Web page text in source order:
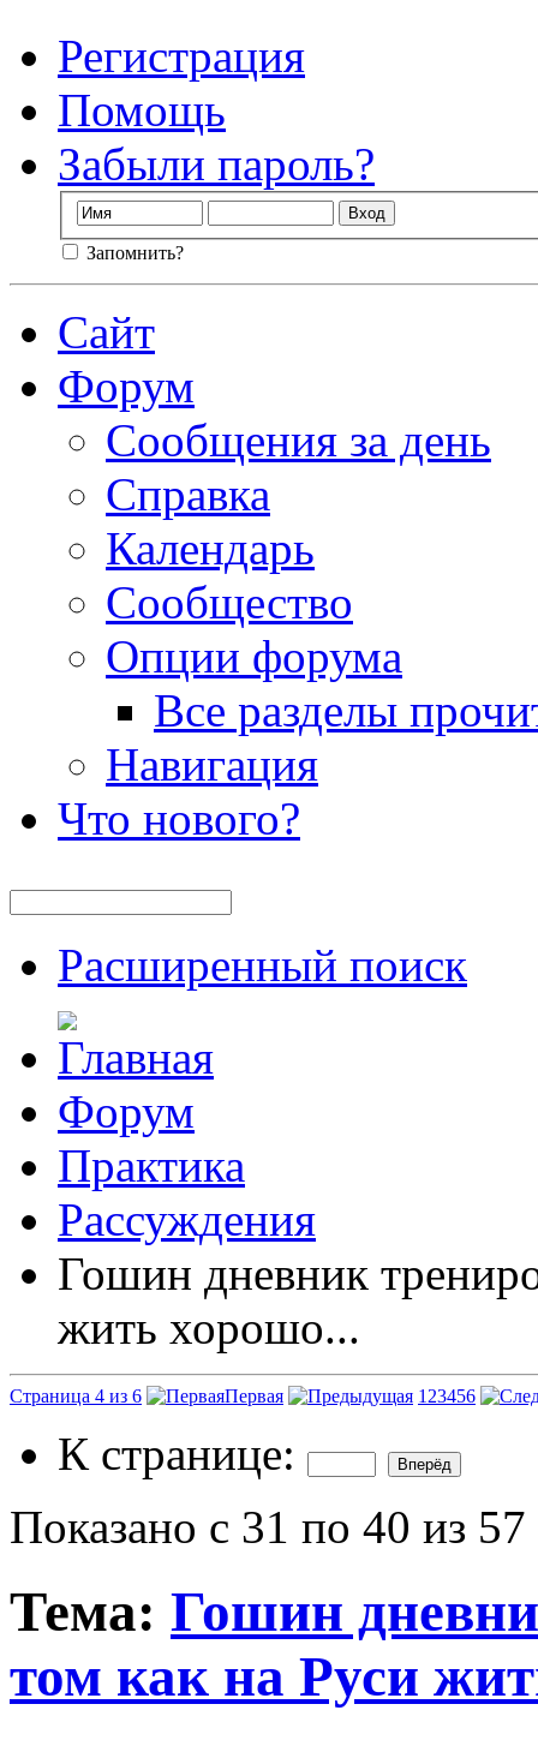
Регистрация
Помощь
Забыли пароль?
Запомнить?
Сайт
Форум
Сообщения за день
Справка
Календарь
Сообщество
Опции форума
Все разделы
Навигация
Что нового?
Расширенный поиск
Форум
Практика
Рассуждения
Гошин дневник
жить хорошо...
Страница 4 из 6 Первая 1 23456
К странице:
Показано с 31 по 40 из 57
Тема: Гошин
том как на Руси